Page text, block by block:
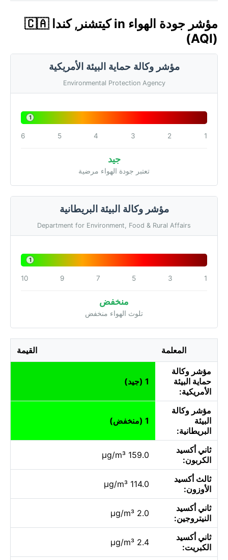
مؤشر جودة الهواء in كيتشنر, كندا 🇨🇦
(AQI)
مؤشر وكالة حماية البيئة الأمريكية
Environmental Protection Agency
1
1
2
3
4
5
6
جيد
تعتبر جودة الهواء مرضية
مؤشر وكالة البيئة البريطانية
Department for Environment, Food & Rural Affairs
1
1
3
5
7
9
10
منخفض
تلوث الهواء منخفض
المعلمة القيمة
مؤشر وكالة
حماية البيئة
الأمريكية:
1 (جيد)
مؤشر وكالة
البيئة
البريطانية:
1 (منخفض)
ثاني أكسيد
الكربون:
159.0 µg/m³
ثالث أكسيد
الأوزون:
114.0 µg/m³
ثاني أكسيد
النيتروجين:
2.0 µg/m³
ثاني أكسيد
الكبريت:
2.4 µg/m³